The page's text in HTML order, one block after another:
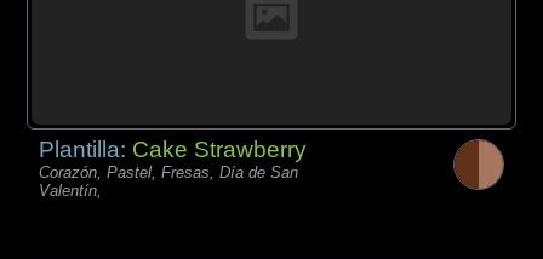
Plantilla: Cake Strawberry
Corazón, Pastel, Fresas, Día de San
Valentín,